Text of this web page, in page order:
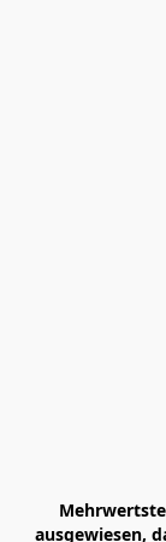
ausgewiesen,